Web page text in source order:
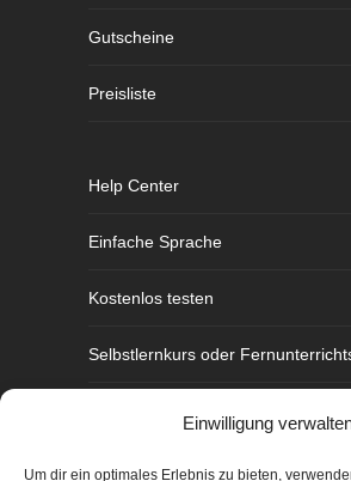
Einwilligung
Um dir ein optimales Erlebnis zu bieten,
Gutscheine
Preisliste
Help Center
Einfache Sprache
Kostenlos testen
Selbstlernkurs oder
Fünf Gründe Gebärdensprache zu